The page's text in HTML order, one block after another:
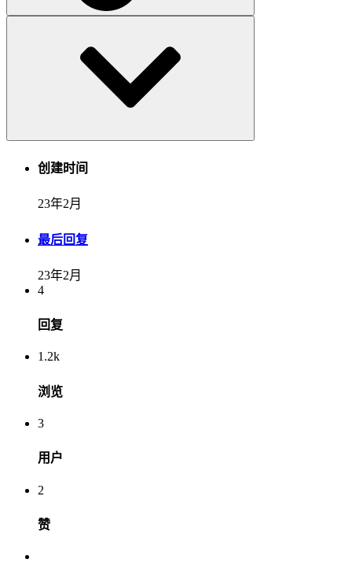
创建时间
23年2月
最后回复
23年2月
4
回复
1.2k
浏览
3
用户
2
赞